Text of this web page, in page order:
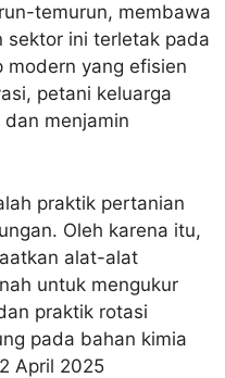
temurun, membawa
sektor ini terletak pada
yang efisien
petani keluarga
menjamin
praktik pertanian
Oleh karena itu,
alat-alat
untuk mengukur
praktik rotasi
pada bahan kimia
April 2025